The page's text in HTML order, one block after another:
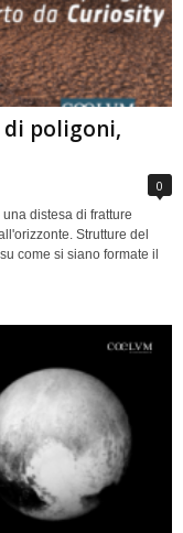
di poligoni,
0
distesa di fratture
Strutture del
come si siano formate il